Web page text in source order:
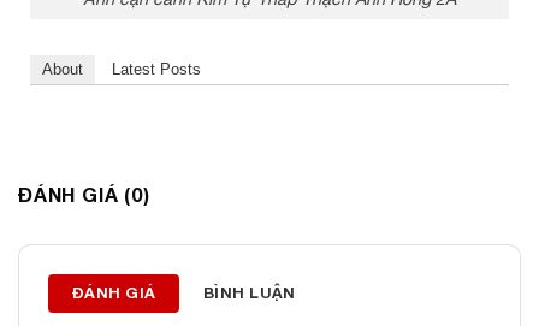
About Latest Posts
Thông tin liên hệ:
ĐÁNH GIÁ (0)
ĐÁNH GIÁ BÌNH LUẬN